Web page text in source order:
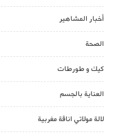
أخبار المشاهير
الصحة
كيك و طورطات
العناية بالجسم
لالة مولاتي اناقة مغربية